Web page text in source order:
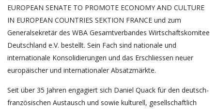
EUROPEAN SENATE TO PROMOTE ECONOMY AND CULTURE
IN EUROPEAN COUNTRIES SEKTION FRANCE und zum
Generalsekretär des WBA Gesamtverbandes Wirtschaftskomitee
Deutschland e.V. bestellt. Sein Fach sind nationale und
internationale Konsolidierungen und das Erschliessen neuer
europäischer und internationaler Absatzmärkte.
Seit über 35 Jahren engagiert sich Daniel Quack für den deutsch-
französischen Austausch und sowie kulturell, gesellschaftlich